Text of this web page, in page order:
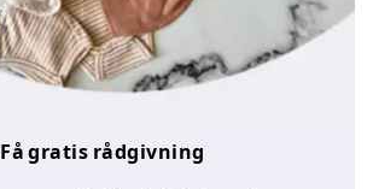
Få gratis rådgivning